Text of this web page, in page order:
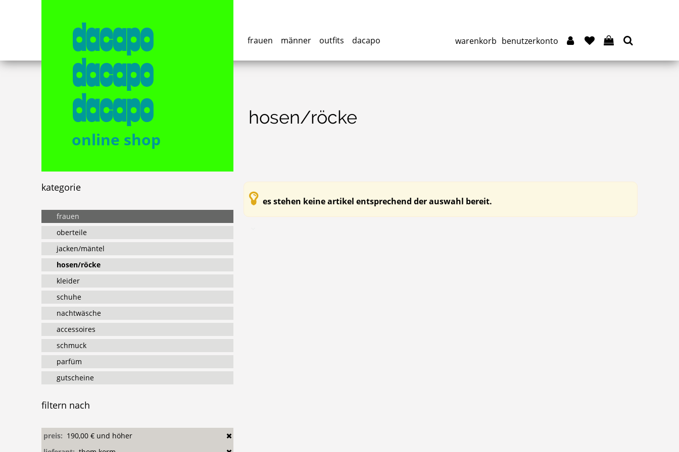
dacapo
dacapo
dacapo
online shop
frauen männer outfits dacapo benutzerkonto
warenkorb
kategorie
frauen
oberteile
jacken/mäntel
hosen/röcke
kleider
schuhe
nachtwäsche
accessoires
schmuck
parfüm
gutscheine
filtern nach
preis: 190,00 € und höher
hosen/röcke
es stehen keine artikel entsprechend der auswahl bereit.